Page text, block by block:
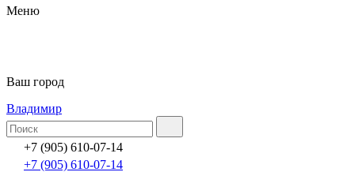
Меню
Ваш город
Владимир
+7 (905) 610-07-14
+7 (905) 610-07-14